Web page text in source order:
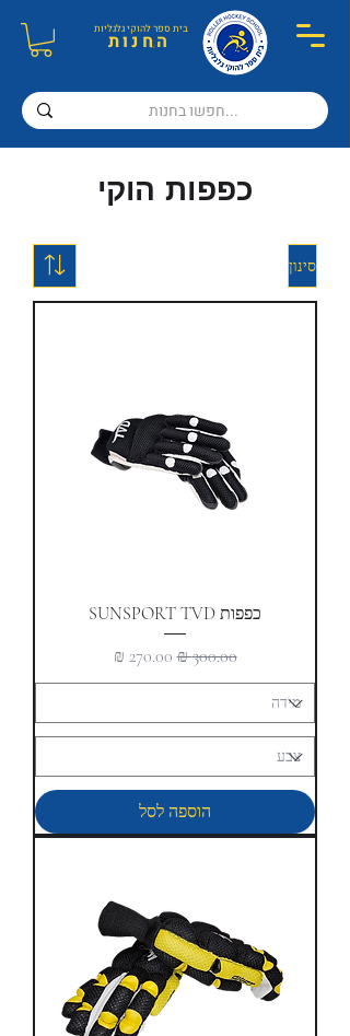
בית ספר להוקי גלגליות החנות
כפפות הוקי
סינון
כפפות SUNSPORT TVD
מחיר רגיל‏300.00 ‏₪ מחיר מבצע
הוספה לסל